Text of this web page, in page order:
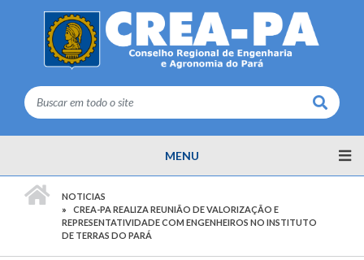
Buscar
MENU
NOTICIAS
CREA-PA REALIZA REUNIÃO DE VALORIZAÇÃO E
REPRESENTATIVIDADE COM ENGENHEIROS NO INSTITUTO
DE TERRAS DO PARÁ